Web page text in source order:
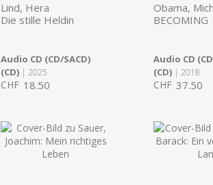
Lind, Hera
Die stille Heldin
Audio CD (CD/SACD)
(CD) | 2025
CHF 18.50
Obama,
BECOMING
Audio CD
(CD)| 2018
CHF 37.50